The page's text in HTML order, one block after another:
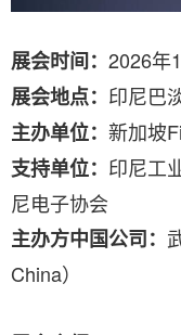
展会时间： 2026年
展会地点： 印尼巴
主办单位： 新加坡
支持单位： 印尼工
尼电子协会
主办方中国公司：
China）